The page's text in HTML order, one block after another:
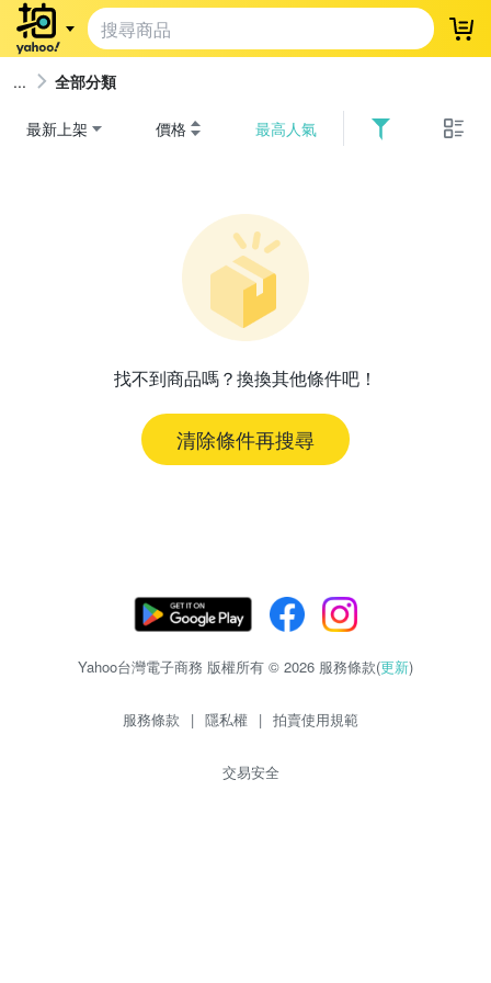
登
全部分類
最新上架 價格 最高人氣
找不到商品嗎？換換其他條件吧！
清除條件再搜尋
Yahoo台灣電子商務 版權所有 © 2026 服務條款(更新)
服務條款 | 隱私權 | 拍賣使用規範
交易安全